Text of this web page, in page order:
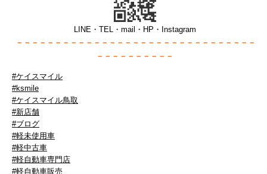
LINE・TEL・mail・HP・Instagram
－－－－－－－－－－－－－－－－－－ －－－－－－－－－－－－－
－－－－－－－－－－
#ケイスマイル
#ksmile
#ケイスマイル鳥取
#新店舗
#ブログ
#軽未使用車
#軽中古車
#軽自動車専門店
#軽自動車販売